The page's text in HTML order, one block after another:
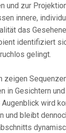
und zur
innere,
das
identifiziert
gelingt.
zeigen
in Gesichtern
wird
und bleibt